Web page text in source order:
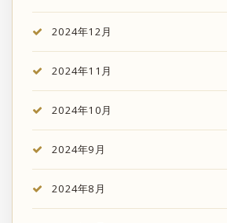
2024年12月
2024年11月
2024年10月
2024年9月
2024年8月